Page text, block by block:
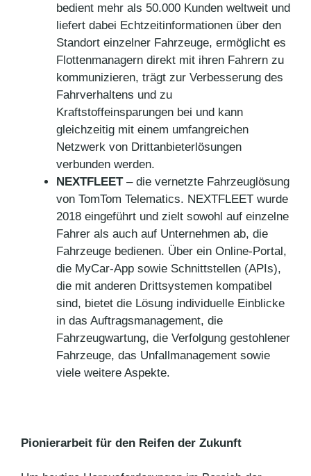
bedient mehr als 50.000 Kunden weltweit und
liefert dabei Echtzeitinformationen über den
Standort einzelner Fahrzeuge, ermöglicht es
Flottenmanagern direkt mit ihren Fahrern zu
kommunizieren, trägt zur Verbesserung des
Fahrverhaltens und zu
Kraftstoffeinsparungen bei und kann
gleichzeitig mit einem umfangreichen
Netzwerk von Drittanbieterlösungen
verbunden werden.
NEXTFLEET – die vernetzte Fahrzeuglösung
von TomTom Telematics. NEXTFLEET wurde
2018 eingeführt und zielt sowohl auf einzelne
Fahrer als auch auf Unternehmen ab, die
Fahrzeuge bedienen. Über ein Online-Portal,
die MyCar-App sowie Schnittstellen (APIs),
die mit anderen Drittsystemen kompatibel
sind, bietet die Lösung individuelle Einblicke
in das Auftragsmanagement, die
Fahrzeugwartung, die Verfolgung gestohlener
Fahrzeuge, das Unfallmanagement sowie
viele weitere Aspekte.
Pionierarbeit für den Reifen der Zukunft